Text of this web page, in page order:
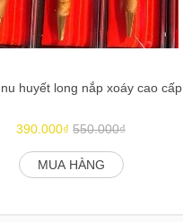
huyết long nắp xoáy cao cấp
390.000₫ 550.000₫
MUA HÀNG